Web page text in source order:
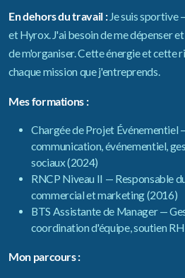
En dehors du travail : Je suis sportive
et Hyrox. J'ai besoin de me dépenser
de m'organiser. Cette énergie et cette
chaque mission que j'entreprends.
Mes formations :
Chargée de Projet Événementiel
communication, événementiel,
sociaux (2024)
RNCP Niveau II — Responsable
commercial et marketing (2016)
BTS Assistante de Manager —
coordination d'équipe, soutien
Mon parcours :